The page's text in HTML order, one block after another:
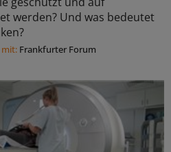
werden? Und was bedeutet
Frankfurter Forum